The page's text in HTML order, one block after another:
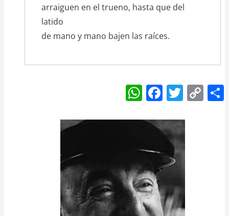
arraiguen en el trueno, hasta que del
latido
de mano y mano bajen las raíces.
W
h
at
A
p
p
F
a
c
e
b
o
o
k
T
w
itt
er
C
o